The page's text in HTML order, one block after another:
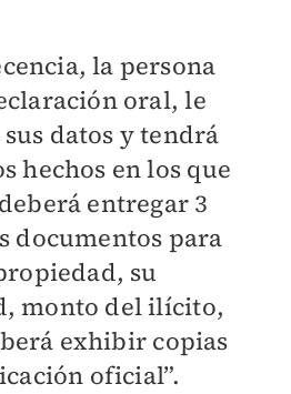
la persona
oral, le
datos y tendrá
hechos en los que
entregar 3
documentos para
su
monto del ilícito,
exhibir copias
oficial”.